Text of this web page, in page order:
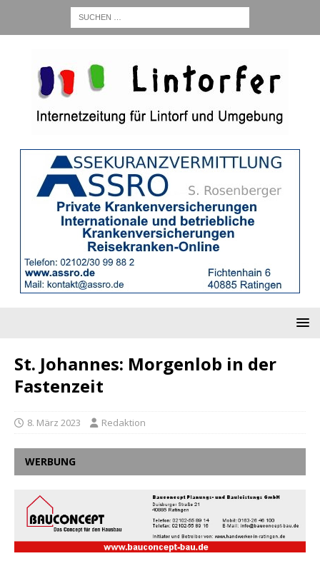
St. Johannes: Morgenlob in der
Fastenzeit
8. März 2023 Redaktion
WERBUNG